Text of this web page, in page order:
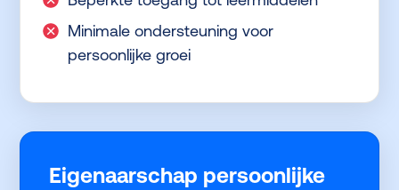
Minimale ondersteuning voor
persoonlijke groei
Eigenaarschap persoonlijke